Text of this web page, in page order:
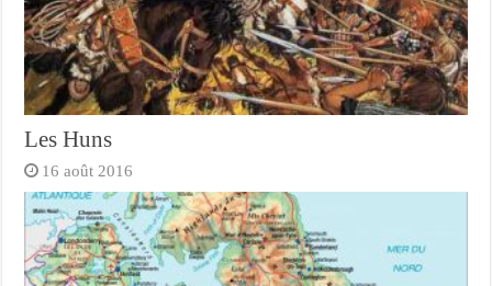
Les Huns
16 août 2016